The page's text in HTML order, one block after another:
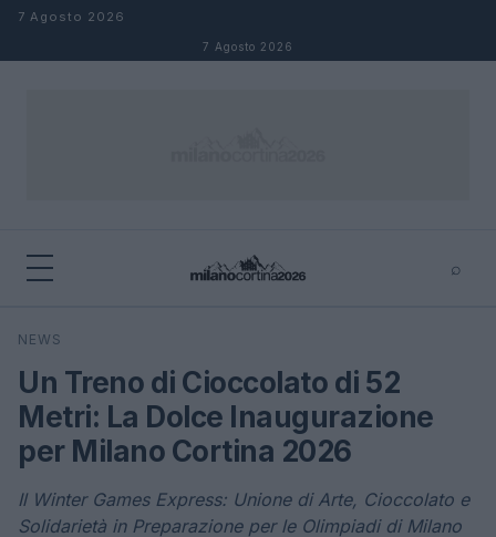
Salta al contenuto
7 Agosto 2026
7 Agosto 2026
⌕
Cerca
NEWS
Un Treno di Cioccolato di 52
Metri: La Dolce Inaugurazione
per Milano Cortina 2026
Il Winter Games Express: Unione di Arte, Cioccolato e
Solidarietà in Preparazione per le Olimpiadi di Milano